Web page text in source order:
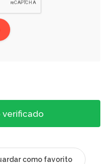
verificado
como favorito